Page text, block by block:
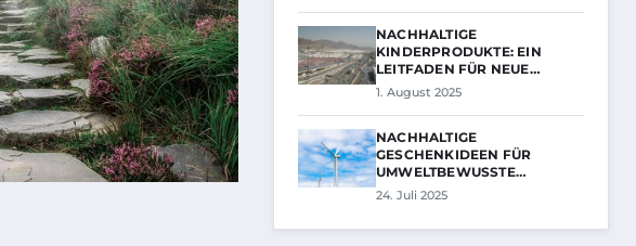
NACHHALTIGE
KINDERPRODUKTE: EIN
LEITFADEN FÜR NEUE…
1. August 2025
NACHHALTIGE
GESCHENKIDEEN FÜR
UMWELTBEWUSSTE
FAMILIEN
24. Juli 2025